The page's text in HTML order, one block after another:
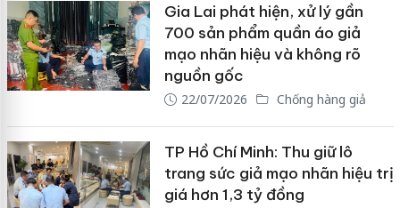
Gia Lai phát hiện, xử lý gần
700 sản phẩm quần áo giả
mạo nhãn hiệu và không rõ
nguồn gốc
22/07/2026 Chống hàng giả
TP Hồ Chí Minh: Thu giữ lô
trang sức giả mạo nhãn hiệu trị
giá hơn 1,3 tỷ đồng